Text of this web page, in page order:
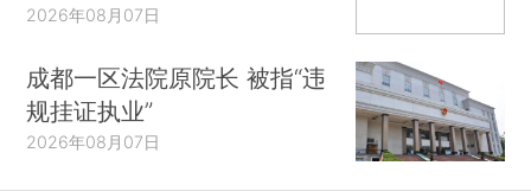
2026年08月07日
成都一区法院原院长 被指“违
规挂证执业”
2026年08月07日